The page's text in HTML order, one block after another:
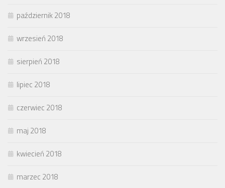
październik 2018
wrzesień 2018
sierpień 2018
lipiec 2018
czerwiec 2018
maj 2018
kwiecień 2018
marzec 2018